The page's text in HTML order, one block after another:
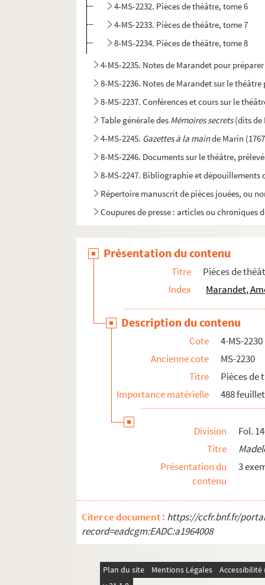
4-MS-2232. Pièces de théâtre, tome 6
4-MS-2233. Pièces de théâtre, tome 7
8-MS-2234. Pièces de théâtre, tome 8
4-MS-2235. Notes de Marandet pour
8-MS-2236. Notes de Marandet sur le
8-MS-2237. Conférences et cours sur le
Table générale des Mémoires secrets(dits de
4-MS-2245. Gazettes à la mainde Marin
8-MS-2246. Documents sur le théâtre,
8-MS-2247. Bibliographie et
Répertoire manuscrit de pièces jouées, ou
Coupures de presse : articles ou
Présentation du contenu
Titre
Pièces de
Index
Marandet,
Description du contenu
Cote
4-MS-2230
Ancienne cote
MS-2230
Titre
Pièces de
Importance matérielle
488
Division
Fol.
Titre
Présentation du
contenu
3
Citer ce document : https://ccfr.bnf.fr/
record=eadcgm:EADC:a1964008
Plan du site Mentions Légales